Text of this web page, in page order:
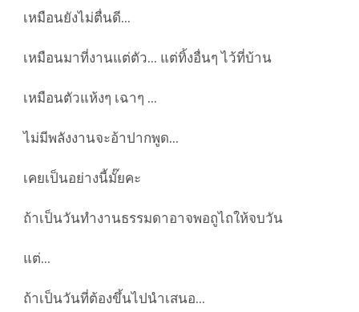
เหมือนยังไม่ตื่นดี...
เหมือนมาที่งานแต่ตัว... แต่ทิ้งอื่นๆ ไว้ที่บ้าน
เหมือนตัวแห้งๆ เฉาๆ ...
ไม่มีพลังงานจะอ้าปากพูด...
เคยเป็นอย่างนี้มั๊ยคะ
ถ้าเป็นวันทำงานธรรมดาอาจพอถูไถให้จบวัน
แต่...
ถ้าเป็นวันที่ต้องขึ้นไปนำเสนอ...